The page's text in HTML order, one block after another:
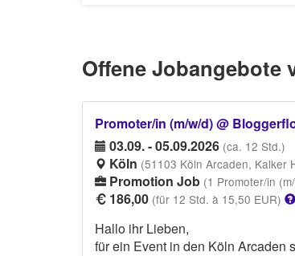
Offene Jobangebote
Promoter/in (m/w/d) @
03.09. - 05.09.2026 (ca. 12 Std.)
Köln (51103 Köln Arcaden, Kalker
Promotion Job (1 Promoter/in
186,00 (für 12 Std. à 15,50 EUR)
Hallo ihr Lieben,
für ein Event in den Köln Arcaden